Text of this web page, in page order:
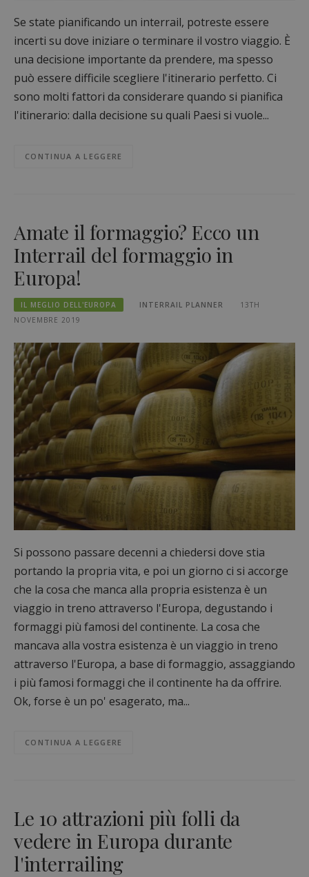
Se state pianificando un interrail, potreste essere
incerti su dove iniziare o terminare il vostro viaggio. È
una decisione importante da prendere, ma spesso
può essere difficile scegliere l'itinerario perfetto. Ci
sono molti fattori da considerare quando si pianifica
l'itinerario: dalla decisione su quali Paesi si vuole...
CONTINUA A LEGGERE
Amate il formaggio? Ecco un
Interrail del formaggio in
Europa!
IL MEGLIO DELL'EUROPA INTERRAIL PLANNER
13TH
NOVEMBRE 2019
Si possono passare decenni a chiedersi dove stia
portando la propria vita, e poi un giorno ci si accorge
che la cosa che manca alla propria esistenza è un
viaggio in treno attraverso l'Europa, degustando i
formaggi più famosi del continente. La cosa che
mancava alla vostra esistenza è un viaggio in treno
attraverso l'Europa, a base di formaggio, assaggiando
i più famosi formaggi che il continente ha da offrire.
Ok, forse è un po' esagerato, ma...
CONTINUA A LEGGERE
Le 10 attrazioni più folli da
vedere in Europa durante
l'interrailing